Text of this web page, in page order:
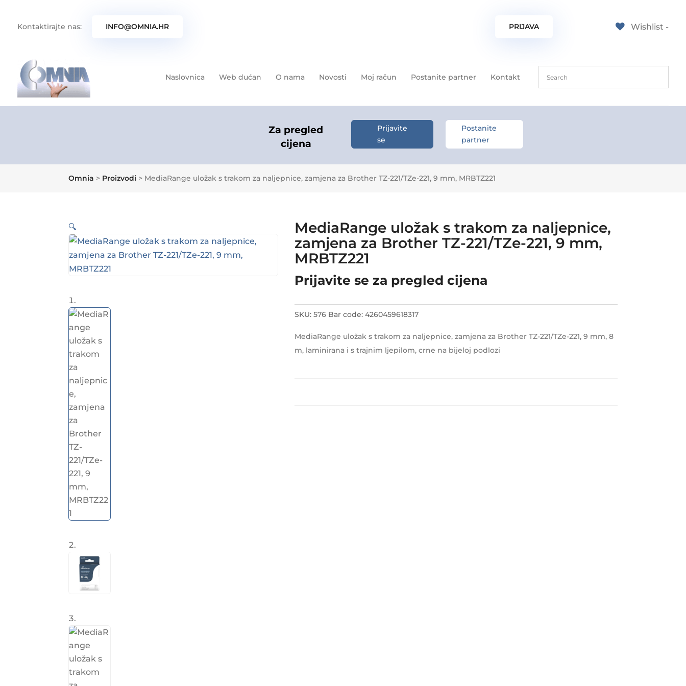
Kontaktirajte nas: INFO@OMNIA.HR PRIJAVA Wishlist -
Naslovnica Web dućan O nama Novosti Moj račun Postanite partner Kontakt
Za pregled
cijena
Prijavite
se
Postanite
partner
Omnia > Proizvodi > MediaRange uložak s trakom za naljepnice, zamjena za Brother TZ-221/TZe-221, 9 mm, MRBTZ221
🔍
MediaRange uložak s trakom za naljepnice,
zamjena za Brother TZ-221/TZe-221, 9 mm,
MRBTZ221
Prijavite se za pregled cijena
SKU:576 Bar code:4260459618317
MediaRange uložak s trakom za naljepnice, zamjena za Brother TZ-221/TZe-221, 9 mm, 8
m, laminirana i s trajnim ljepilom, crne na bijeloj podlozi